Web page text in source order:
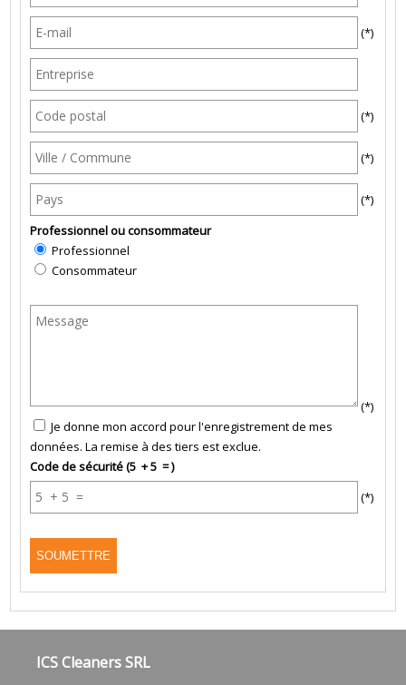
(*)
(*)
(*)
(*)
Professionnel ou consommateur
Professionnel
Consommateur
(*)
Je donne mon accord pour l'enregistrement de mes
données. La remise à des tiers est exclue.
Code de sécurité (5 + 5 = )
(*)
ICS Cleaners SRL